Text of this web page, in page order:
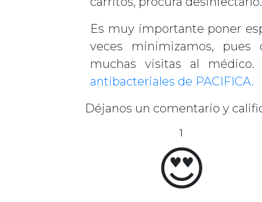
Es muy importante poner
veces minimizamos, pues
muchas visitas al
antibacteriales de PACIFICA.
Déjanos un comentario y
1
😍